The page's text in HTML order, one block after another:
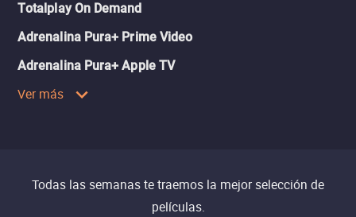
Totalplay On Demand
Adrenalina Pura+ Prime Video
Adrenalina Pura+ Apple TV
Ver más
Todas las semanas te traemos la mejor selección de
películas.